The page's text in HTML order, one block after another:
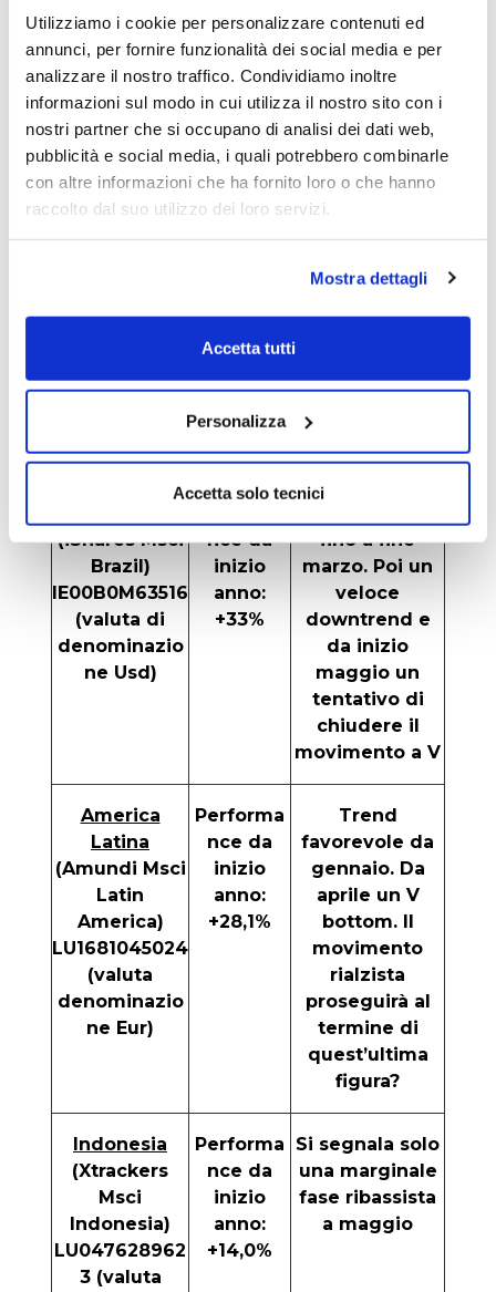
Utilizziamo i cookie per personalizzare contenuti ed
annunci, per fornire funzionalità dei social media e per
analizzare il nostro traffico. Condividiamo inoltre
informazioni sul modo in cui utilizza il nostro sito con i
nostri partner che si occupano di analisi dei dati web,
pubblicità e social media, i quali potrebbero combinarle
con altre informazioni che ha fornito loro o che hanno
raccolto dal suo utilizzo dei loro servizi.
Mostra dettagli
Accetta tutti
Personalizza
Accetta solo tecnici
â–º Anche sul fronte emerging (con gli
Etf) c’è chi non ha proprio penato
A guardare i grafici di alcuni mercati
emergenti si potrebbe pensare che tutto
quanto di rosso si è visto sulle Borse derivi
dall’invasione dell’Ucraina. I Paesi infatti più
lontani dai territori di guerra hanno
continuato a marciare spediti. La
condizionata dai timori di recessione
mondiale. In questo caso infatti anche gli
“emerging” più forti (fra l’altro non sempre
potrebbero invertire la marcia. A oggi ecco
comunque cinque mercati rimasti in forze,
replicati con Etf quotati su Borsa Italiana.
(iShares Msci
Brazil)
IE00B0M63516
(valuta di
denominazio
ne Usd)
nce da
inizio
anno:
+33%
fino a fine
marzo. Poi un
veloce
downtrend e
da inizio
maggio un
tentativo di
chiudere il
movimento a V
America
Latina
(Amundi Msci
Latin
America)
LU1681045024
(valuta
denominazio
ne Eur)
Performa
nce da
inizio
anno:
+28,1%
Trend
favorevole da
gennaio. Da
aprile un V
bottom. Il
movimento
rialzista
proseguirà al
termine di
quest’ultima
figura?
Indonesia
(Xtrackers
Msci
Indonesia)
LU047628962
3 (valuta
Performa
nce da
inizio
anno:
+14,0%
Si segnala solo
una marginale
fase ribassista
a maggio